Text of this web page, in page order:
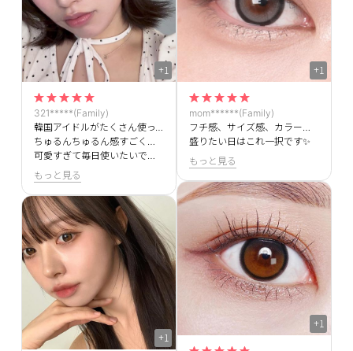
+1
321*****(Family)
ちゅるんちゅるん感すごくないですか？？＞＜
可愛すぎて毎日使いたいです！
もっと見る
+1
+1
mom******(Family)
盛りたい日はこれ一択です✨
もっと見る
+1